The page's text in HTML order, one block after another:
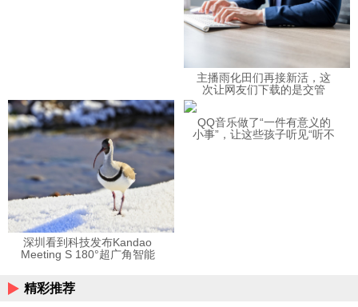
主播雨化田们再接新活，这
次让网友们下载的是交管
深圳看到科技发布Kandao
Meeting S 180°超广角智能
QQ音乐做了“一件有意义的
小事”，让这些孩子听见“听不
精彩推荐